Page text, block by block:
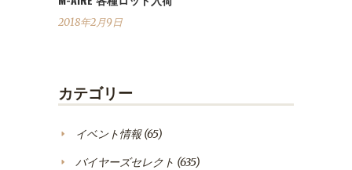
2018年2月9日
カテゴリー
イベント情報(65)
バイヤーズセレクト (635)